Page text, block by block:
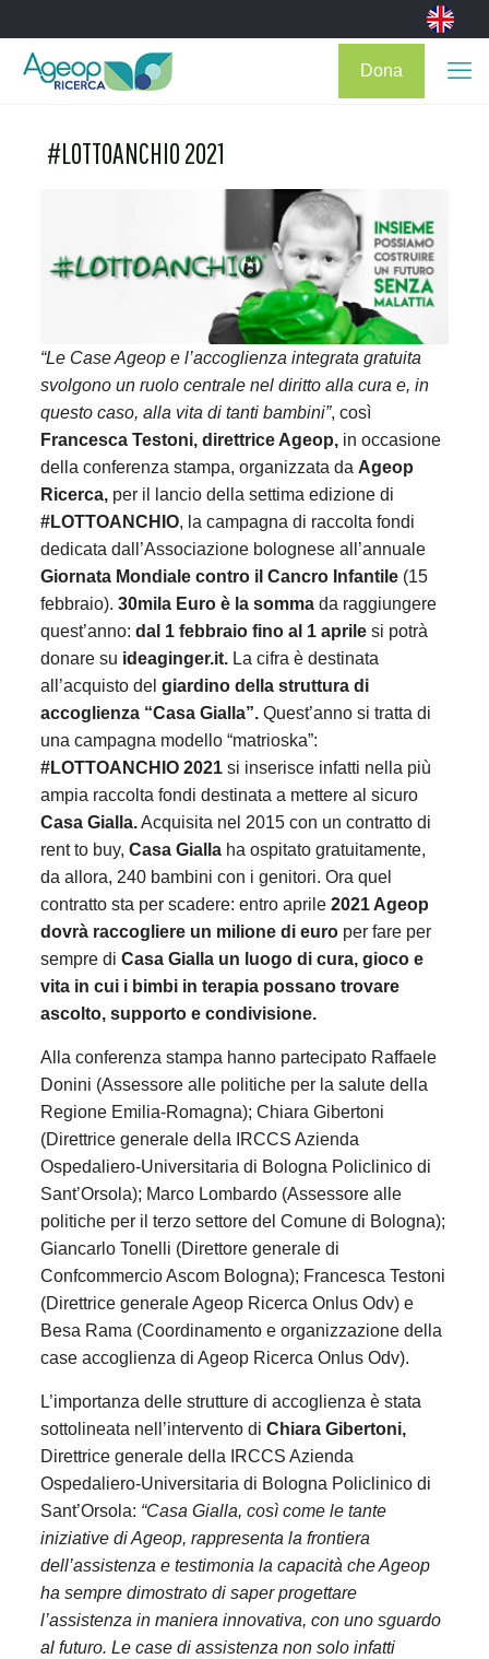
Dona
#LOTTOANCHIO 2021
“Le Case Ageop e l’accoglienza integrata gratuita
svolgono un ruolo centrale nel diritto alla cura e, in
questo caso, alla vita di tanti bambini”, così
Francesca Testoni, direttrice Ageop,in occasione
della conferenza stampa, organizzata da Ageop
Ricerca,per il lancio della settima edizione di
#LOTTOANCHIO, la campagna di raccolta fondi
dedicata dall’Associazione bolognese all’annuale
Giornata Mondiale contro il Cancro Infantile (15
febbraio). 30mila Euro è la sommada raggiungere
quest’anno: dal 1 febbraio fino al 1 aprile si potrà
donare su ideaginger.it. La cifra è destinata
all’acquisto del giardino della struttura di
accoglienza “Casa Gialla”.Quest’anno si tratta di
una campagna modello “matrioska”:
#LOTTOANCHIO 2021si inserisce infatti nella più
ampia raccolta fondi destinata a mettere al sicuro
Casa Gialla.Acquisita nel 2015 con un contratto di
rent to buy, Casa Giallaha ospitato gratuitamente,
da allora, 240 bambini con i genitori. Ora quel
contratto sta per scadere: entro aprile 2021 Ageop
dovrà raccogliere un milione di europer fare per
sempre di Casa Gialla un luogo di cura, gioco e
vita in cui i bimbi in terapia possano trovare
ascolto, supporto e condivisione.
Alla conferenza stampa hanno partecipato Raffaele
Donini (Assessore alle politiche per la salute della
Regione Emilia-Romagna); Chiara Gibertoni
(Direttrice generale della IRCCS Azienda
Ospedaliero-Universitaria di Bologna Policlinico di
Sant’Orsola); Marco Lombardo (Assessore alle
politiche per il terzo settore del Comune di Bologna);
Giancarlo Tonelli (Direttore generale di
Confcommercio Ascom Bologna); Francesca Testoni
(Direttrice generale Ageop Ricerca Onlus Odv) e
Besa Rama (Coordinamento e organizzazione della
case accoglienza di Ageop Ricerca Onlus Odv).
L’importanza delle strutture di accoglienza è stata
sottolineata nell’intervento di Chiara Gibertoni,
Direttrice generale della IRCCS Azienda
Ospedaliero-Universitaria di Bologna Policlinico di
Sant’Orsola: “Casa Gialla, così come le tante
iniziative di Ageop, rappresenta la frontiera
dell’assistenza e testimonia la capacità che Ageop
ha sempre dimostrato di saper progettare
l’assistenza in maniera innovativa, con uno sguardo
al futuro. Le case di assistenza non solo infatti